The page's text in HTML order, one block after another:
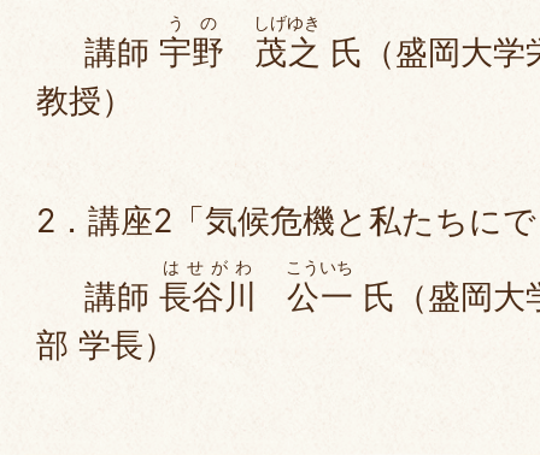
講師 宇野
うの
茂之
しげゆき
氏（盛岡大学
教授）
2．講座2「気候危機と私たちに
講師 長谷川
はせがわ
公一
こういち
氏（盛岡大
部 学長）